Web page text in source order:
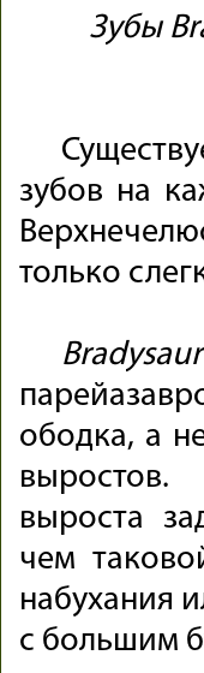
Зубы
зубов на
только
ободка, а
выростов.
выроста
чем
набухания
с большим